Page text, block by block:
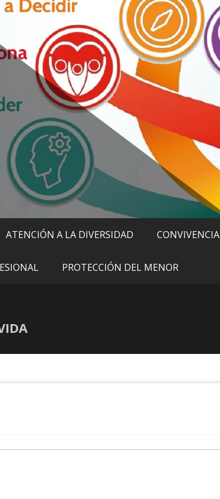
ATENCIÓN A LA DIVERSIDAD CONVIVENCIA
PROTECCIÓN DEL MENOR